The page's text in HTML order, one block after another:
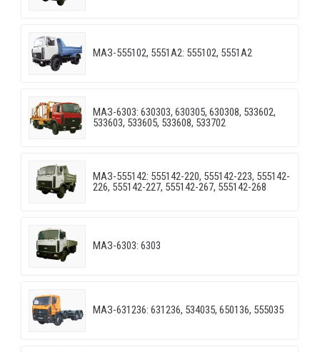
МАЗ-555102, 5551А2: 555102, 5551А2
МАЗ-6303: 630303, 630305, 630308, 533602,
533603, 533605, 533608, 533702
МАЗ-555142: 555142-220, 555142-223, 555142-
226, 555142-227, 555142-267, 555142-268
МАЗ-6303: 6303
МАЗ-631236: 631236, 534035, 650136, 555035